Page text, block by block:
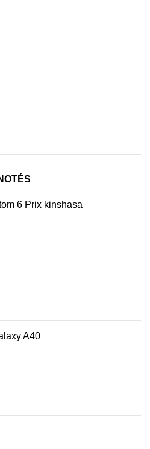
6 Prix kinshasa
A40